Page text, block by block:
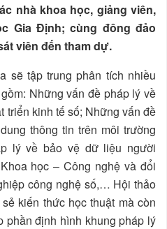
nhà khoa học, giảng viên,
Gia Định; cùng đông đảo
viên đến tham dự.
sẽ tập trung phân tích nhiều
Những vấn đề pháp lý về
triển kinh tế số; Những vấn đề
thông tin trên môi trường
lý về bảo vệ dữ liệu người
học – Công nghệ và đổi
công nghệ số,… Hội thảo
kiến thức học thuật mà còn
phần định hình khung pháp lý